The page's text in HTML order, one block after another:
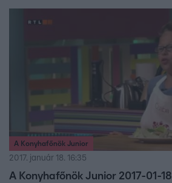
A Konyhafőnök Junior
2017. január 18. 16:35
A Konyhafőnök Junior 2017-01-18